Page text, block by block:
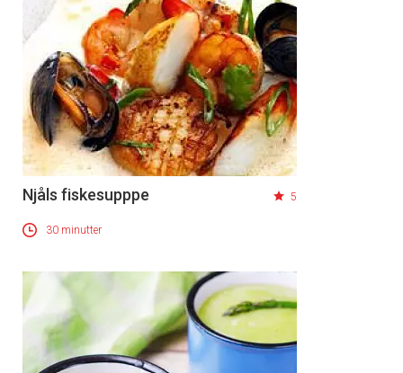
Njåls fiskesupppe 5
30 minutter